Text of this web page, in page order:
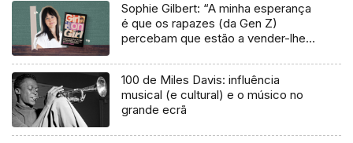
Sophie Gilbert: “A minha esperança
é que os rapazes (da Gen Z)
percebam que estão a vender-lhes
100 de Miles Davis: influência
musical (e cultural) e o músico no
grande ecrã